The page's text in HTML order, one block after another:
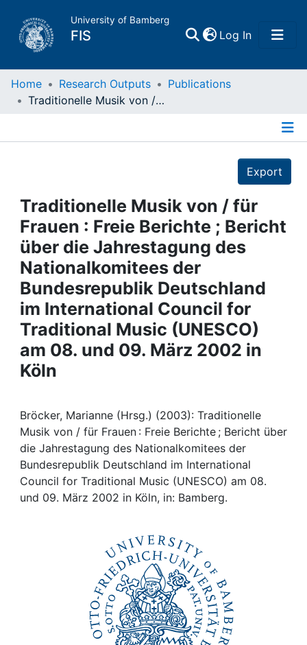
University of Bamberg
FIS Log In(current)
Home
Projects
People
Institutions
Awards
My FIS
Help
Home Research Outputs
Publications
Traditionelle Musik von / für Frauen : Freie Berichte ; Bericht über die Jahrestagung des Nationalkomitees der Bundesrepublik Deutschland im International Council for Traditional Music (UNESCO) am 08. und 09. März 2002 in Köln
Export
Traditionelle Musik von / für
Frauen : Freie Berichte ; Bericht
über die Jahrestagung des
Nationalkomitees der
Bundesrepublik Deutschland
im International Council for
Traditional Music (UNESCO)
am 08. und 09. März 2002 in
Köln
Bröcker, Marianne (Hrsg.) (2003): Traditionelle
Musik von / für Frauen : Freie Berichte ; Bericht über
die Jahrestagung des Nationalkomitees der
Bundesrepublik Deutschland im International
Council for Traditional Music (UNESCO) am 08.
und 09. März 2002 in Köln, in: Bamberg.